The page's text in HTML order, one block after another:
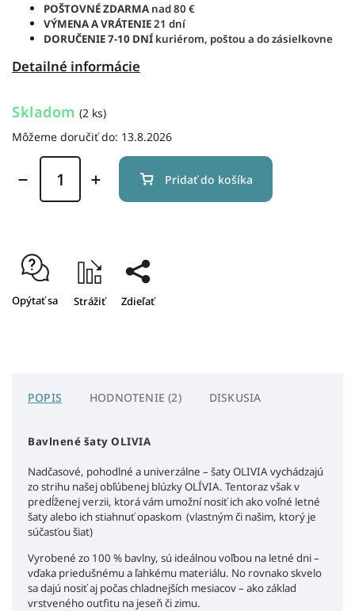
POŠTOVNÉ ZDARMA nad 80 €
VÝMENA A VRÁTENIE21 dní
DORUČENIE7-10 DNÍ kuriérom, poštou a do zásielkovne
Detailné informácie
Skladom (2 ks)
Môžeme doručiť do: 13.8.2026
Pridať do košíka
Opýtať sa Strážiť Zdieľať
POPIS HODNOTENIE (2) DISKUSIA
Bavlnené šaty OLIVIA
Nadčasové, pohodlné a univerzálne – šaty OLIVIA vychádzajú
zo strihu našej obľúbenej blúzky OLÍVIA. Tentoraz však v
predĺženej verzii, ktorá vám umožní nosiť ich ako voľné letné
šaty alebo ich stiahnuť opaskom (vlastným či našim, ktorý je
súčasťou šiat)
Vyrobené zo 100 % bavlny, sú ideálnou voľbou na letné dni –
vďaka priedušnému a ľahkému materiálu. No rovnako skvelo
sa dajú nosiť aj počas chladnejších mesiacov – ako základ
vrstveného outfitu na jeseň či zimu.